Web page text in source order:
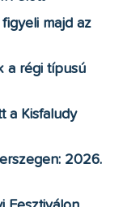
majd az
a régi típusú
a Kisfaludy
2026.